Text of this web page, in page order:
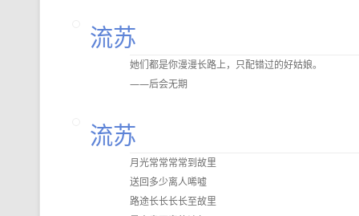
流苏
她们都是你漫漫长路上，只配错过的好姑娘。
——后会无期
流苏
月光常常常常到故里
送回多少离人唏嘘
路途长长长长至故里